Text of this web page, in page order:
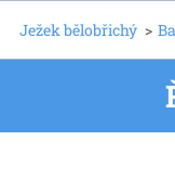
Ježek bělobřichý >